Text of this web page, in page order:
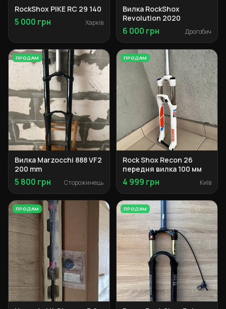
RockShox PIKE RC 29 140
5 000 грн Харків
Вилка RockShox
Revolution 2020
6 000 грн Дрогобич
ПРОДАМ
Вилка Marzocchi 888 VF2
200 mm
5 800 грн Сторожинець
ПРОДАМ
Rock Shox Recon 26
передня вилка 100 мм
4 999 грн Київ
ПРОДАМ ПРОДАМ